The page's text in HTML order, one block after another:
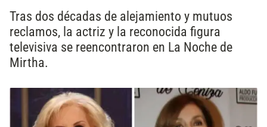
Tras dos décadas de alejamiento y mutuos
reclamos, la actriz y la reconocida figura
televisiva se reencontraron en La Noche de
Mirtha.